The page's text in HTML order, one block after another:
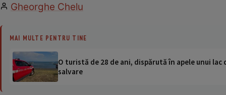
Gheorghe Chelu
MAI MULTE PENTRU TINE
O turistă de 28 de ani, dispărută în apele unui
salvare